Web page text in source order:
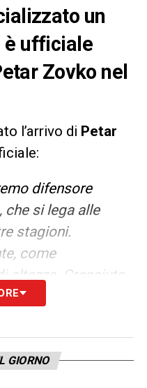
un
è ufficiale
Zovko nel
l’arrivo di Petar
difensore
si lega alle
stagioni.
come
altezza. Cresciuto
Bosnia –
selezioni Under
conquistando il
GIORNO